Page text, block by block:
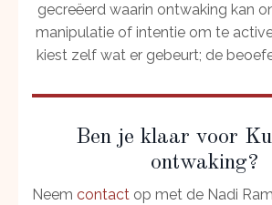
gecreëerd waarin ontwaking kan
manipulatie of intentie om te
kiest zelf wat er gebeurt; de
Ben je klaar voor
ontwaking?
Neem contact op met de Nadi